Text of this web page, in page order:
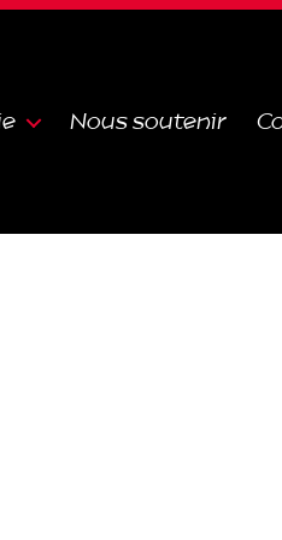
Nous soutenir